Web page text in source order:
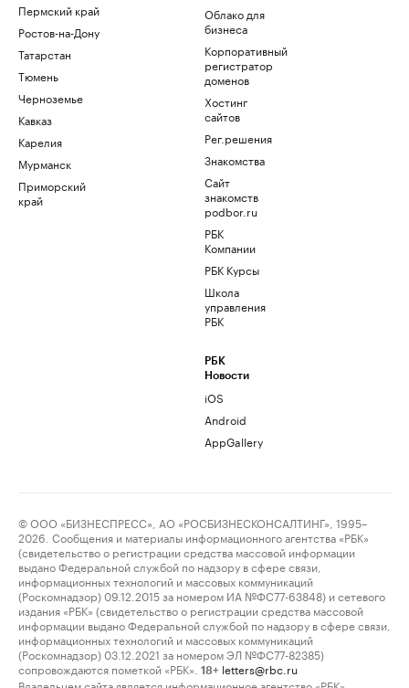
Пермский край
Ростов-на-Дону
Татарстан
Тюмень
Черноземье
Кавказ
Карелия
Мурманск
Приморский
край
Облако для
бизнеса
Корпоративный
регистратор
доменов
Хостинг
сайтов
Рег.решения
Знакомства
Сайт
знакомств
podbor.ru
РБК
Компании
РБК Курсы
Школа
управления
РБК
РБК
Новости
iOS
Android
AppGallery
© ООО «БИЗНЕСПРЕСС», АО «РОСБИЗНЕСКОНСАЛТИНГ», 1995–
2026. Сообщения и материалы информационного агентства «РБК»
(свидетельство о регистрации средства массовой информации
выдано Федеральной службой по надзору в сфере связи,
информационных технологий и массовых коммуникаций
(Роскомнадзор) 09.12.2015 за номером ИА №ФС77-63848) и сетевого
издания «РБК» (свидетельство о регистрации средства массовой
информации выдано Федеральной службой по надзору в сфере связи,
информационных технологий и массовых коммуникаций
(Роскомнадзор) 03.12.2021 за номером ЭЛ №ФС77-82385)
сопровождаются пометкой «РБК».
18+ letters@rbc.ru